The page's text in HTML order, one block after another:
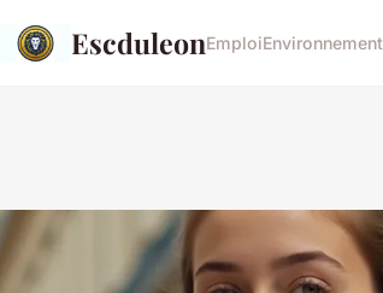
EscduleonEmploiEnvironnement